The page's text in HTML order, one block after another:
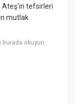
Ateş'in tefsirleri
mutlak
burada okuyun: